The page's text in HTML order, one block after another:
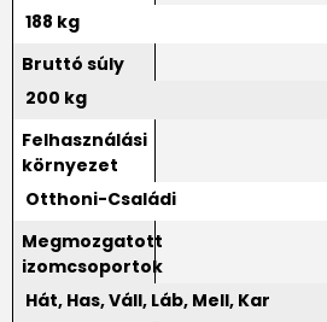
188 kg
Bruttó súly
200 kg
Felhasználási
környezet
Otthoni-Családi
Megmozgatott
izomcsoportok
Hát, Has, Váll, Láb, Mell, Kar